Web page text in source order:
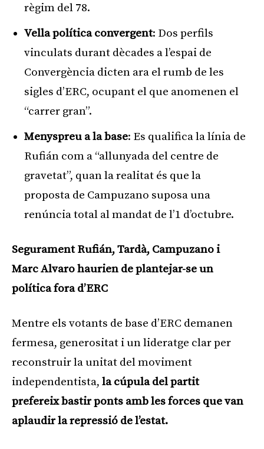
règim del 78.
Vella política convergent: Dos perfils
vinculats durant dècades a l’espai de
Convergència dicten ara el rumb de les
sigles d’ERC, ocupant el que anomenen el
“carrer gran”.
Menyspreu a la base: Es qualifica la línia de
Rufián com a “allunyada del centre de
gravetat”, quan la realitat és que la
proposta de Campuzano suposa una
renúncia total al mandat de l’1 d’octubre.
Segurament Rufián, Tardà, Campuzano i
Marc Alvaro haurien de plantejar-se un
política fora d’ERC
Mentre els votants de base d’ERC demanen
fermesa, generositat i un lideratge clar per
reconstruir la unitat del moviment
independentista, la cúpula del partit
prefereix bastir ponts amb les forces que van
aplaudir la repressió de l’estat.